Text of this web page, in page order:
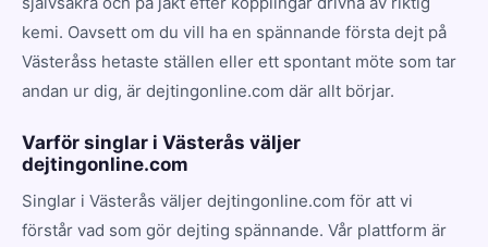
kemi. Oavsett om du vill ha en spännande första dejt på
Västeråss hetaste ställen eller ett spontant möte som tar
andan ur dig, är dejtingonline.com där allt börjar.
Varför singlar i Västerås väljer
dejtingonline.com
Singlar i Västerås väljer dejtingonline.com för att vi
förstår vad som gör dejting spännande. Vår plattform är